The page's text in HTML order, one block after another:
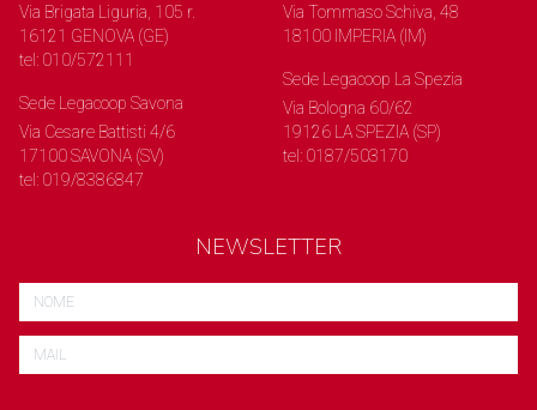
Via Brigata Liguria, 105 r.
16121 GENOVA (GE)
tel: 010/572111
Sede Legacoop Savona
Via Cesare Battisti 4/6
17100 SAVONA (SV)
tel: 019/8386847
Via Tommaso Schiva, 48
18100 IMPERIA (IM)
Sede Legacoop La Spezia
Via Bologna 60/62
19126 LA SPEZIA (SP)
tel: 0187/503170
NEWSLETTER